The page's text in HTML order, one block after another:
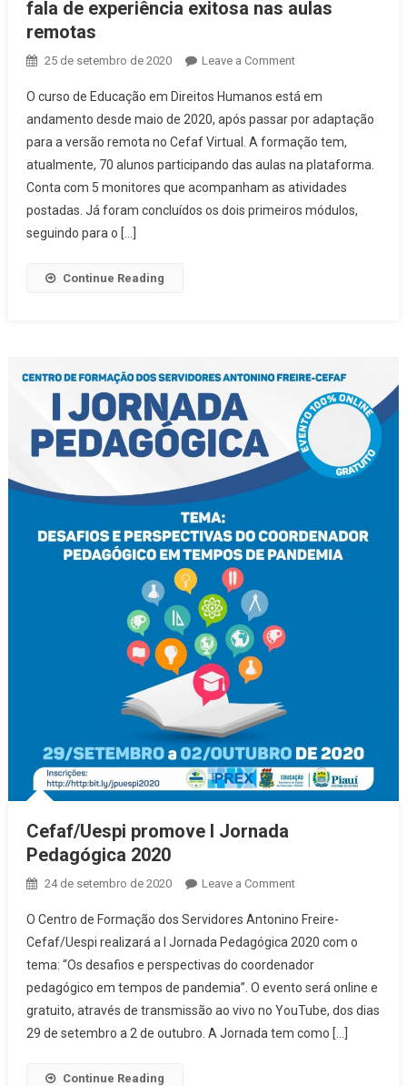
fala de experiência exitosa nas aulas
remotas
25 de setembro de 2020 Leave a Commenton Educação em
Humanos:
cursista fala de
experiência
exitosa nas
aulas remotas
O curso de Educação em Direitos Humanos está em
andamento desde maio de 2020, após passar por adaptação
para a versão remota no Cefaf Virtual. A formação tem,
atualmente, 70 alunos participando das aulas na plataforma.
Conta com 5 monitores que acompanham as atividades
postadas. Já foram concluídos os dois primeiros módulos,
seguindo para o […]
Continue Reading
Cefaf/Uespi promove I Jornada
Pedagógica 2020
24 de setembro de 2020 Leave a Commenton Cefaf/Uespi
Jornada
Pedagógica
2020
O Centro de Formação dos Servidores Antonino Freire-
Cefaf/Uespi realizará a I Jornada Pedagógica 2020 com o
tema: “Os desafios e perspectivas do coordenador
pedagógico em tempos de pandemia”. O evento será online e
gratuito, através de transmissão ao vivo no YouTube, dos dias
29 de setembro a 2 de outubro. A Jornada tem como […]
Continue Reading